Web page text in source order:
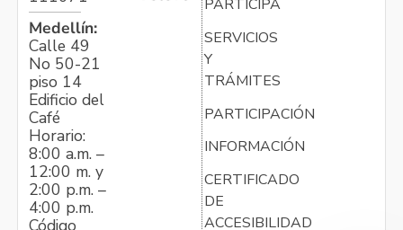
Medellín:
Calle 49
No 50-21
piso 14
Edificio del
Café
Horario:
8:00 a.m. –
12:00 m. y
2:00 p.m. –
4:00 p.m.
PARTICIPA
SERVICIOS
Y
TRÁMITES
PARTICIPACIÓN
INFORMACIÓN
CERTIFICADO
DE
ACCESIBILIDAD